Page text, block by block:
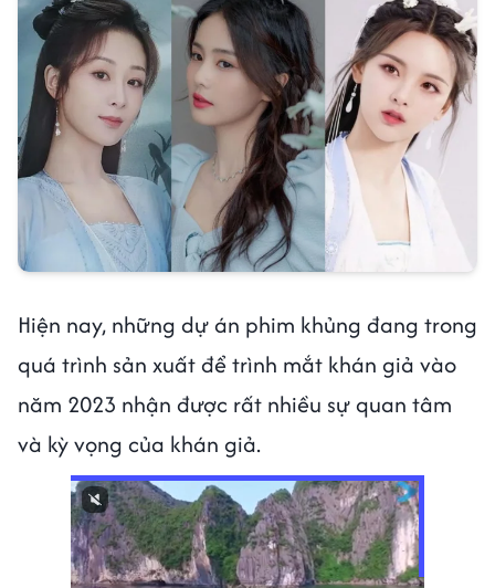
Hiện nay, những dự án phim khủng đang trong
quá trình sản xuất để trình mắt khán giả vào
năm 2023 nhận được rất nhiều sự quan tâm
và kỳ vọng của khán giả.